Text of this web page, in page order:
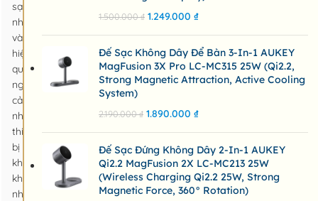
sạc
nhanh
và
hiệu
quả
ngay
cả
những
thiết
bị
khắt
khe
nhất.
1.500.000₫ 1.249.000 ₫
Đế Sạc Không Dây Để Bàn 3-In-1 AUKEY
MagFusion 3X Pro LC-MC315 25W (Qi2.2,
Strong Magnetic Attraction, Active Cooling
System)
2.190.000₫ 1.890.000 ₫
Đế Sạc Đứng Không Dây 2-In-1 AUKEY
Qi2.2 MagFusion 2X LC-MC213 25W
(Wireless Charging Qi2.2 25W, Strong
Magnetic Force, 360° Rotation)